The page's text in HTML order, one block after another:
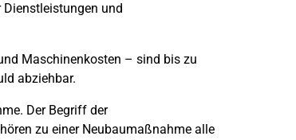
und
Maschinenkosten – sind bis zu
abziehbar.
Der Begriff der
zu einer Neubaumaßnahme alle